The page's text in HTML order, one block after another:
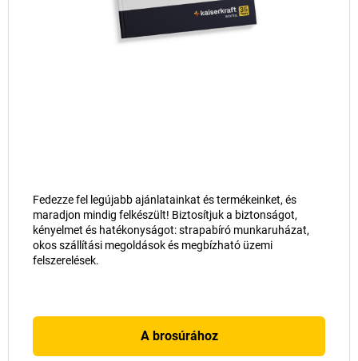
Fedezze fel legújabb ajánlatainkat és termékeinket, és
maradjon mindig felkészült! Biztosítjuk a biztonságot,
kényelmet és hatékonyságot: strapabíró munkaruházat,
okos szállítási megoldások és megbízható üzemi
felszerelések.
A brosúrához